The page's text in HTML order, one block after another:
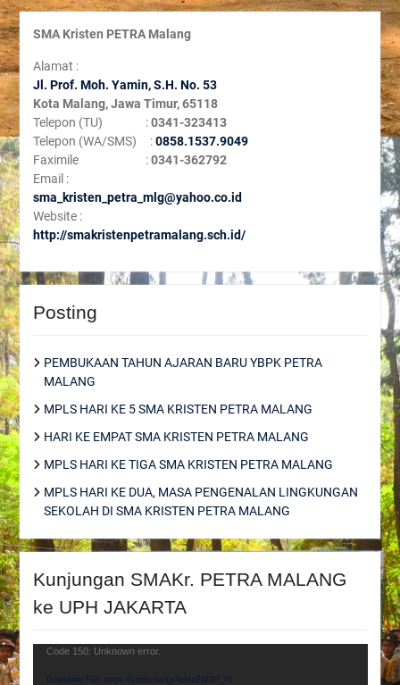
SMA Kristen PETRA Malang
Alamat :
Jl. Prof. Moh. Yamin, S.H. No. 53
Kota Malang, Jawa Timur, 65118
Telepon (TU) :0341-323413
Telepon (WA/SMS) :0858.1537.9049
Faximile :0341-362792
Email :
sma_kristen_petra_mlg@yahoo.co.id
Website :
http://smakristenpetramalang.sch.id/
Posting
PEMBUKAAN TAHUN AJARAN BARU YBPK PETRA
MALANG
MPLS HARI KE 5 SMA KRISTEN PETRA MALANG
HARI KE EMPAT SMA KRISTEN PETRA MALANG
MPLS HARI KE TIGA SMA KRISTEN PETRA MALANG
MPLS HARI KE DUA, MASA PENGENALAN LINGKUNGAN
SEKOLAH DI SMA KRISTEN PETRA MALANG
Kunjungan SMAKr. PETRA MALANG
ke UPH JAKARTA
Video
Code 150: Unknown error.
Download File: https://youtu.be/tjyApHzZWi8?_=1